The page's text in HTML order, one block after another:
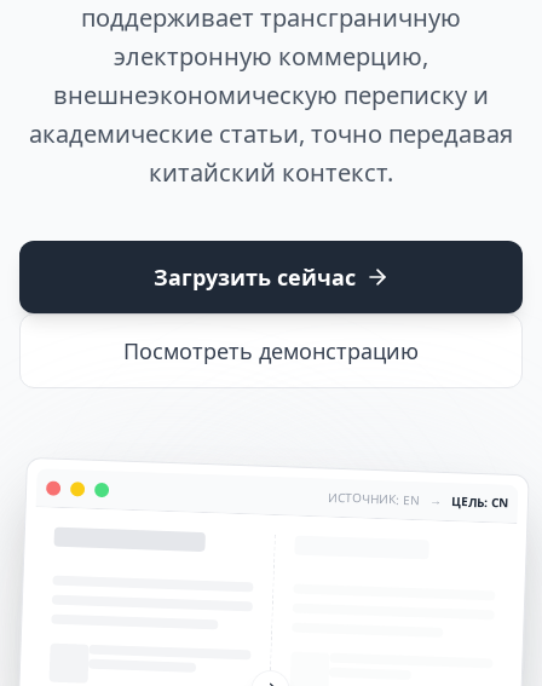
поддерживает трансграничную
электронную коммерцию,
внешнеэкономическую переписку и
академические статьи, точно передавая
китайский контекст.
Загрузить сейчас
Посмотреть демонстрацию
ИСТОЧНИК: EN → ЦЕЛЬ: CN